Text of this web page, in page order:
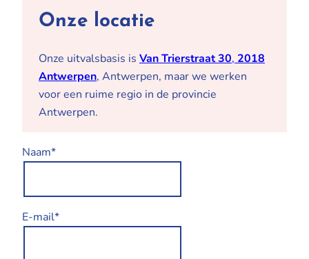
Onze locatie
Onze uitvalsbasis is Van Trierstraat 30, 2018
Antwerpen, Antwerpen, maar we werken
voor een ruime regio in de provincie
Antwerpen.
Naam*
E-mail*